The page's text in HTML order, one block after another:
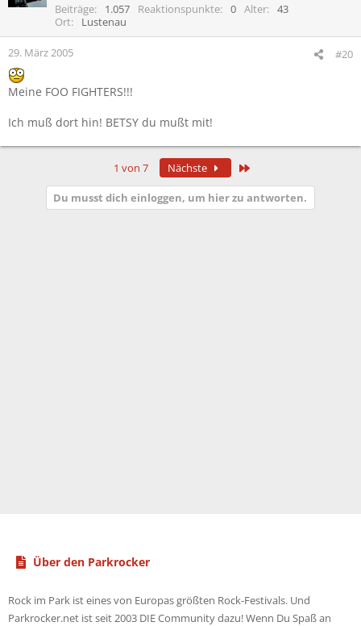
Beiträge
1.057 Reaktionspunkte 0 Alter
43
Ort
Lustenau
29. März 2005 #20
Meine FOO FIGHTERS!!!
Ich muß dort hin! BETSY du mußt mit!
1 von 7 Nächste
Du musst dich einloggen, um hier zu antworten.
Über den Parkrocker
Rock im Park ist eines von Europas größten Rock-Festivals. Und
Parkrocker.net ist seit 2003 DIE Community dazu! Wenn Du Spaß an